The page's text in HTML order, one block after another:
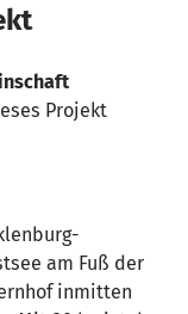
Projekt
am Fuß der
inmitten